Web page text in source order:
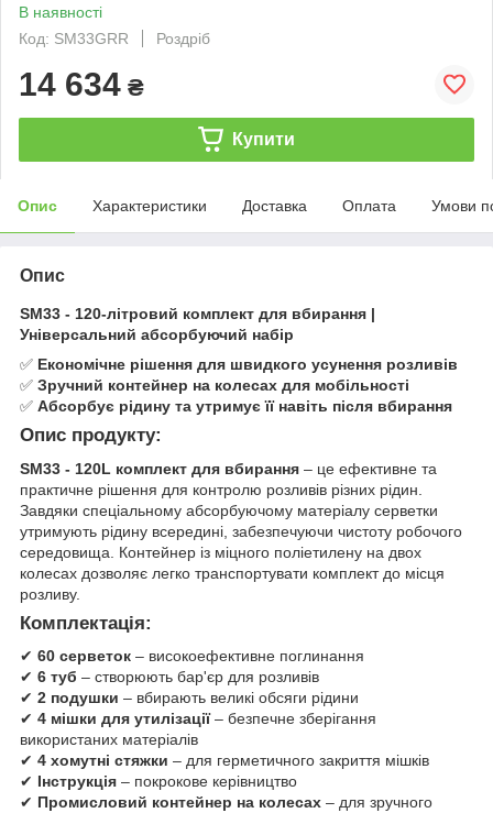
В наявності
Код: SM33GRR
Роздріб
14 634 ₴
Купити
Опис Характеристики Доставка Оплата Умови
Опис
SM33 - 120-літровий комплект для вбирання |
Універсальний абсорбуючий набір
✅ Економічне рішення для швидкого усунення розливів
✅ Зручний контейнер на колесах для мобільності
✅ Абсорбує рідину та утримує її навіть після вбирання
Опис продукту:
SM33 - 120L комплект для вбирання – це ефективне та
практичне рішення для контролю розливів різних рідин.
Завдяки спеціальному абсорбуючому матеріалу серветки
утримують рідину всередині, забезпечуючи чистоту робочого
середовища. Контейнер із міцного поліетилену на двох
колесах дозволяє легко транспортувати комплект до місця
розливу.
Комплектація:
✔ 60 серветок – високоефективне поглинання
✔ 6 туб – створюють бар'єр для розливів
✔ 2 подушки – вбирають великі обсяги рідини
✔ 4 мішки для утилізації– безпечне зберігання
використаних матеріалів
✔ 4 хомутні стяжки – для герметичного закриття мішків
✔ Інструкція – покрокове керівництво
✔ Промисловий контейнер на колесах – для зручного